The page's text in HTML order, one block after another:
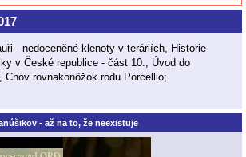
- nedoceněné klenoty v teráriích, Historie
v České republice - část 10., Úvod do
Chov rovnakonôžok rodu Porcellio;
- až na to, že neexistuje